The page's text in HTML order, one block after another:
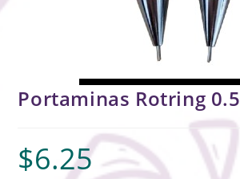
Portaminas Rotring 0.5
$6.25